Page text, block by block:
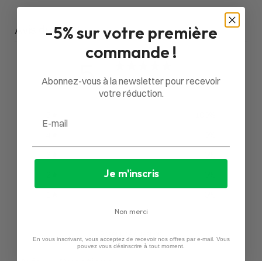
Avis du client
5 / 51 avis
-5% sur votre première
commande !
Abonnez-vous à la newsletter pour recevoir
votre réduction.
Je m'inscris
Non merci
En vous inscrivant, vous acceptez de recevoir nos offres par e-mail. Vous
pouvez vous désinscrire à tout moment.